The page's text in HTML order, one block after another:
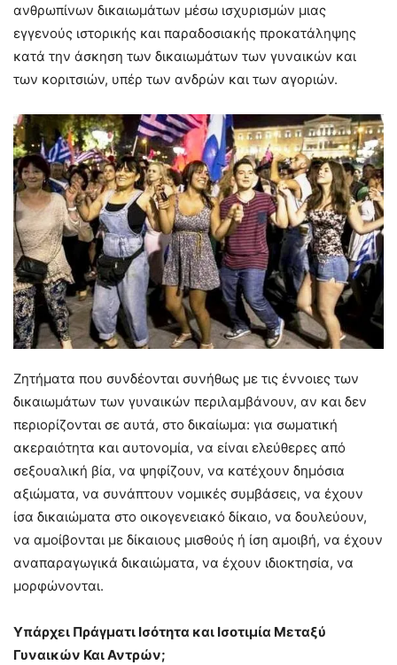
ανθρωπίνων δικαιωμάτων μέσω ισχυρισμών μιας
εγγενούς ιστορικής και παραδοσιακής προκατάληψης
κατά την άσκηση των δικαιωμάτων των γυναικών και
των κοριτσιών, υπέρ των ανδρών και των αγοριών.
Ζητήματα που συνδέονται συνήθως με τις έννοιες των
δικαιωμάτων των γυναικών περιλαμβάνουν, αν και δεν
περιορίζονται σε αυτά, στο δικαίωμα: για σωματική
ακεραιότητα και αυτονομία, να είναι ελεύθερες από
σεξουαλική βία, να ψηφίζουν, να κατέχουν δημόσια
αξιώματα, να συνάπτουν νομικές συμβάσεις, να έχουν
ίσα δικαιώματα στο οικογενειακό δίκαιο, να δουλεύουν,
να αμοίβονται με δίκαιους μισθούς ή ίση αμοιβή, να έχουν
αναπαραγωγικά δικαιώματα, να έχουν ιδιοκτησία, να
μορφώνονται.
Υπάρχει Πράγματι Ισότητα και Ισοτιμία Μεταξύ
Γυναικών Και Αντρών;